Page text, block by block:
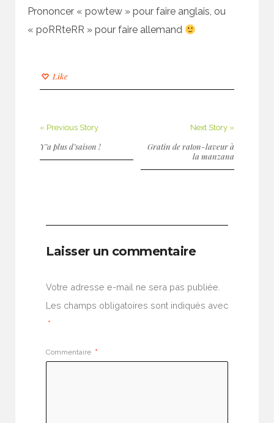
Prononcer « powtew » pour faire anglais, ou
« poRRteRR » pour faire allemand
Like
« Previous Story
Y’a plus d’saison !
Next Story »
Gratin de raton-laveur à
la manzana
Laisser un commentaire
Votre adresse e-mail ne sera pas publiée.
Les champs obligatoires sont indiqués avec
*
Commentaire *